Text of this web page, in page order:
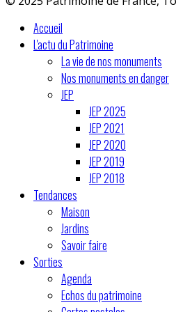
Accueil
L'actu du Patrimoine
La vie de nos monuments
Nos monuments en danger
JEP
JEP 2025
JEP 2021
JEP 2020
JEP 2019
JEP 2018
Tendances
Maison
Jardins
Savoir faire
Sorties
Agenda
Echos du patrimoine